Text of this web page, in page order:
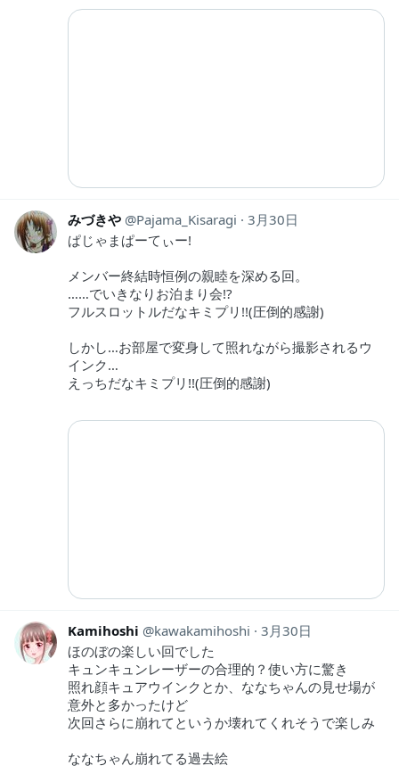
みづきや Pajama_Kisaragi
3月30日
ぱじゃまぱーてぃー!
メンバー終結時恒例の親睦を深める回。
……でいきなりお泊まり会!?
フルスロットルだなキミプリ!!(圧倒的感謝)
しかし…お部屋で変身して照れながら撮影されるウ
インク…
えっちだなキミプリ!!(圧倒的感謝)
Kamihoshi kawakamihoshi
3月30日
ほのぼの楽しい回でした
キュンキュンレーザーの合理的？使い方に驚き
照れ顔キュアウインクとか、ななちゃんの見せ場が
意外と多かったけど
次回さらに崩れてというか壊れてくれそうで楽しみ
ななちゃん崩れてる過去絵